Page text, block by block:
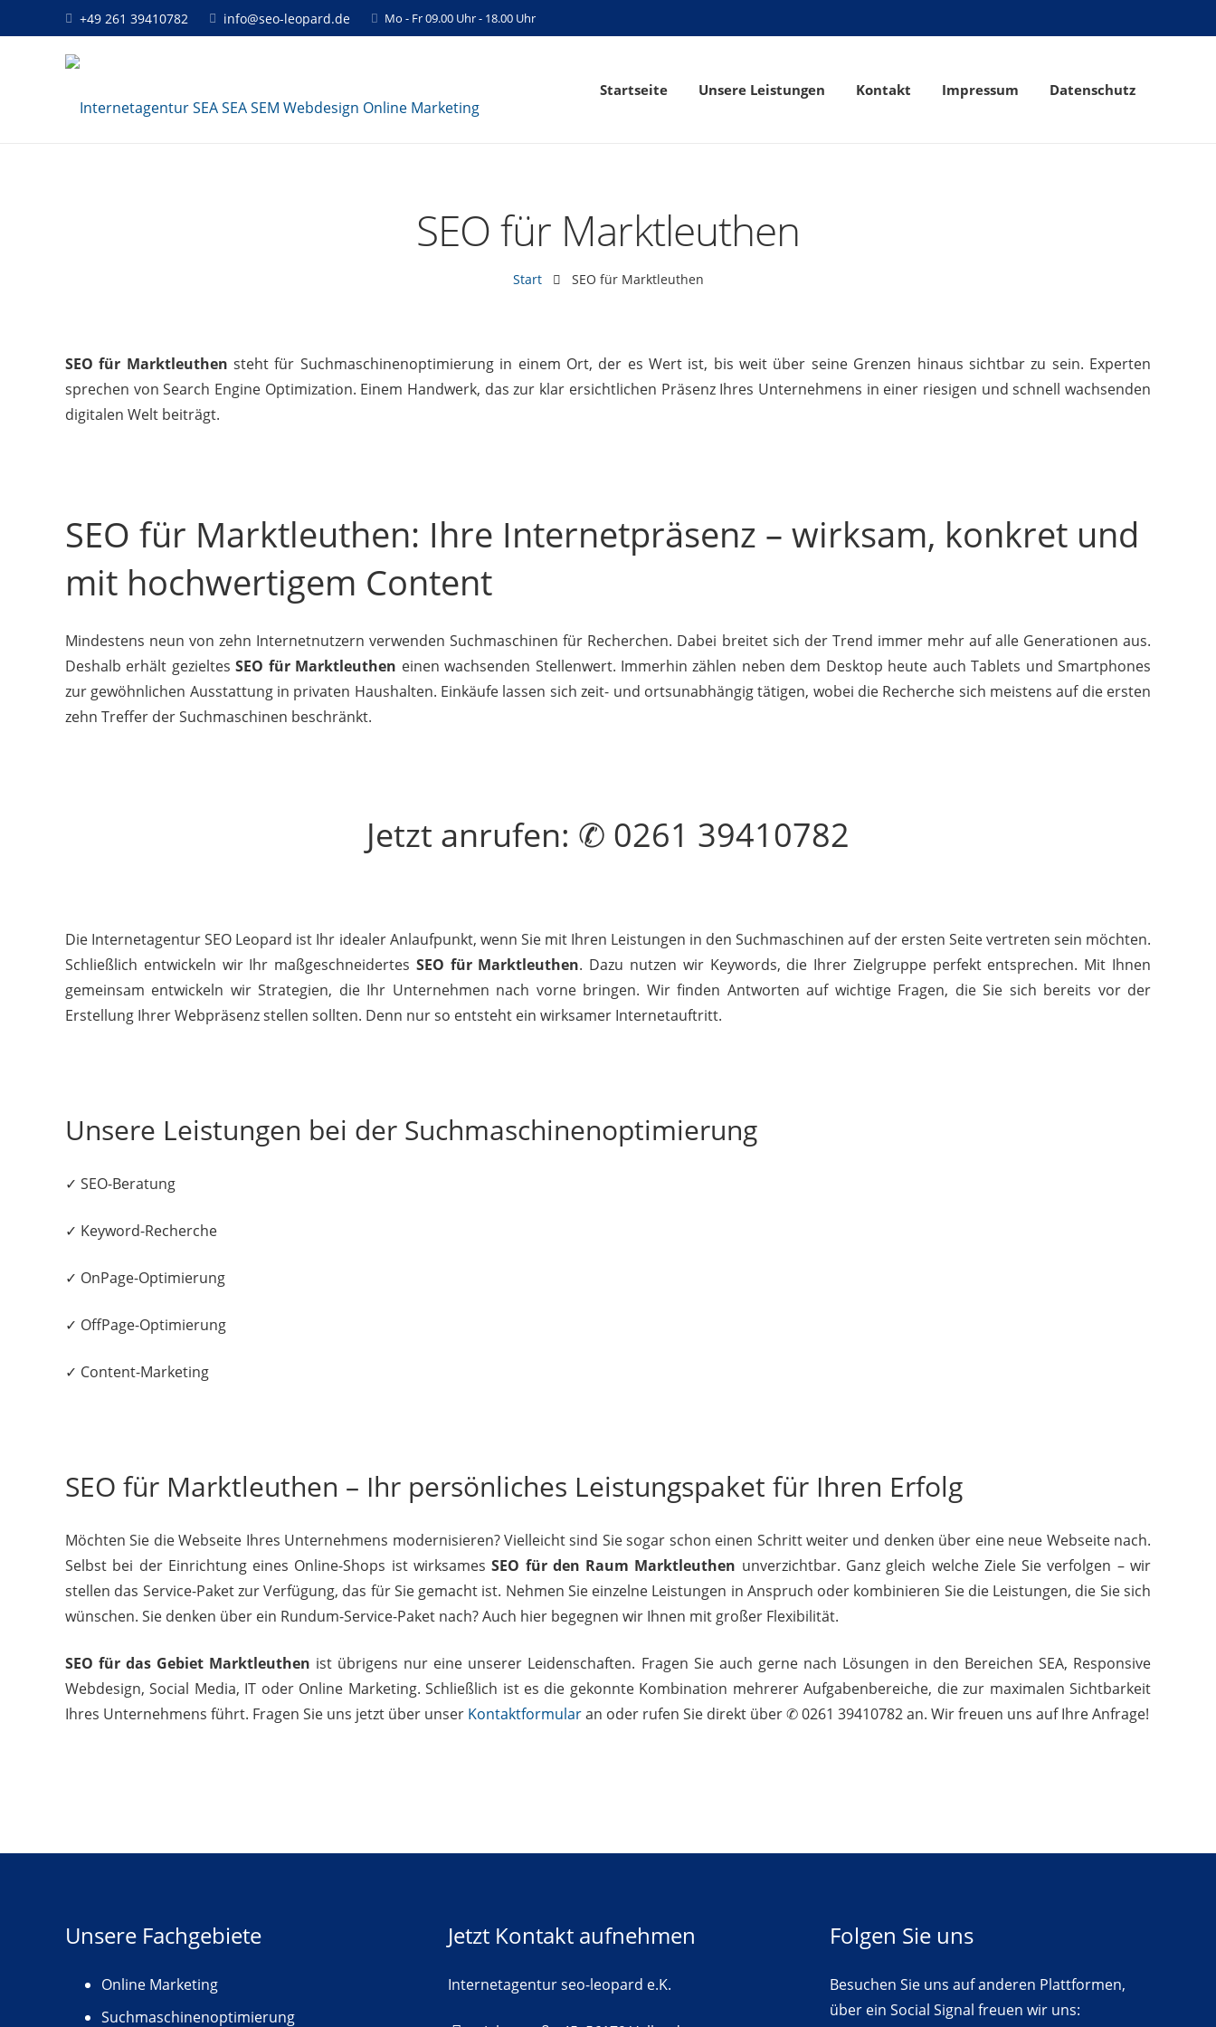
+49 261 39410782 info@seo-leopard.de Mo - Fr 09.00 Uhr - 18.00 Uhr
Startseite Unsere Leistungen Kontakt Impressum Datenschutz
SEO für Marktleuthen
Start SEO für Marktleuthen
SEO für Marktleuthen steht für Suchmaschinenoptimierung in einem Ort, der es Wert ist, bis weit über seine Grenzen hinaus sichtbar zu sein. Experten
sprechen von Search Engine Optimization. Einem Handwerk, das zur klar ersichtlichen Präsenz Ihres Unternehmens in einer riesigen und schnell wachsenden
digitalen Welt beiträgt.
SEO für Marktleuthen: Ihre Internetpräsenz – wirksam, konkret und
mit hochwertigem Content
Mindestens neun von zehn Internetnutzern verwenden Suchmaschinen für Recherchen. Dabei breitet sich der Trend immer mehr auf alle Generationen aus.
Deshalb erhält gezieltesSEO für Marktleuthen einen wachsenden Stellenwert. Immerhin zählen neben dem Desktop heute auch Tablets und Smartphones
zur gewöhnlichen Ausstattung in privaten Haushalten. Einkäufe lassen sich zeit- und ortsunabhängig tätigen, wobei die Recherche sich meistens auf die ersten
zehn Treffer der Suchmaschinen beschränkt.
Jetzt anrufen: ✆ 0261 39410782
Die Internetagentur SEO Leopard ist Ihr idealer Anlaufpunkt, wenn Sie mit Ihren Leistungen in den Suchmaschinen auf der ersten Seite vertreten sein möchten.
Schließlich entwickeln wir Ihr maßgeschneidertes SEO für Marktleuthen. Dazu nutzen wir Keywords, die Ihrer Zielgruppe perfekt entsprechen. Mit Ihnen
gemeinsam entwickeln wir Strategien, die Ihr Unternehmen nach vorne bringen. Wir finden Antworten auf wichtige Fragen, die Sie sich bereits vor der
Erstellung Ihrer Webpräsenz stellen sollten. Denn nur so entsteht ein wirksamer Internetauftritt.
Unsere Leistungen bei der Suchmaschinenoptimierung
✓ SEO-Beratung
✓ Keyword-Recherche
✓ OnPage-Optimierung
✓ OffPage-Optimierung
✓ Content-Marketing
SEO für Marktleuthen – Ihr persönliches Leistungspaket für Ihren Erfolg
Möchten Sie die Webseite Ihres Unternehmens modernisieren? Vielleicht sind Sie sogar schon einen Schritt weiter und denken über eine neue Webseite nach.
Selbst bei der Einrichtung eines Online-Shops ist wirksamesSEO für den Raum Marktleuthen unverzichtbar. Ganz gleich welche Ziele Sie verfolgen – wir
stellen das Service-Paket zur Verfügung, das für Sie gemacht ist. Nehmen Sie einzelne Leistungen in Anspruch oder kombinieren Sie die Leistungen, die Sie sich
wünschen. Sie denken über ein Rundum-Service-Paket nach? Auch hier begegnen wir Ihnen mit großer Flexibilität.
SEO für das Gebiet Marktleuthen ist übrigens nur eine unserer Leidenschaften. Fragen Sie auch gerne nach Lösungen in den Bereichen SEA, Responsive
Webdesign, Social Media, IT oder Online Marketing. Schließlich ist es die gekonnte Kombination mehrerer Aufgabenbereiche, die zur maximalen Sichtbarkeit
Ihres Unternehmens führt. Fragen Sie uns jetzt über unser Kontaktformularan oder rufen Sie direkt über ✆ 0261 39410782 an. Wir freuen uns auf Ihre Anfrage!
Unsere Fachgebiete
Online Marketing
Suchmaschinenoptimierung
Jetzt Kontakt aufnehmen
Internetagentur seo-leopard e.K.
Folgen Sie uns
Besuchen Sie uns auf anderen Plattformen,
über ein Social Signal freuen wir uns: